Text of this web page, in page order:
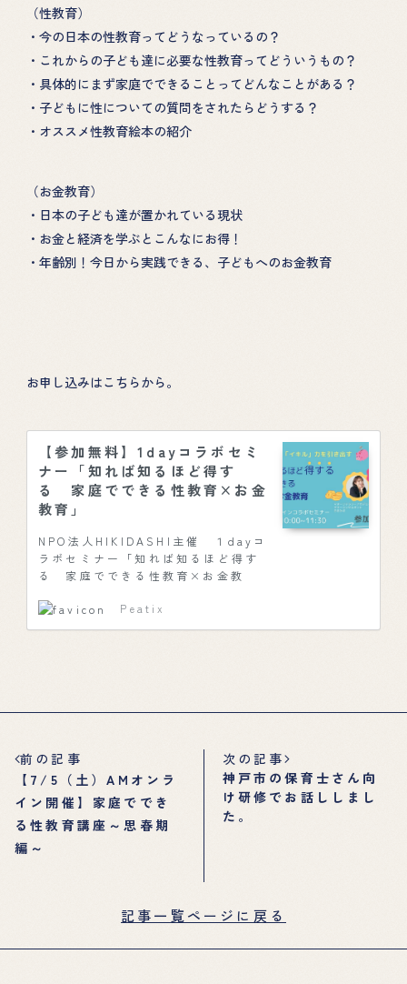
HOME
ABOUT
TOPICS
GOODS
EHON
PROJECT
性教育の講演
性教育カフェ
（性教育）
・今の日本の性教育ってどうなっているの？
・これからの子ども達に必要な性教育ってどういうもの？
・具体的にまず家庭でできることってどんなことがある？
・子どもに性についての質問をされたらどうする？
・オススメ性教育絵本の紹介
（お金教育）
・日本の子ども達が置かれている現状
・お金と経済を学ぶとこんなにお得！
・年齢別！今日から実践できる、子どもへのお金教育
お申し込みはこちらから。
【参加無料】1dayコラボセミ
ナー「知れば知るほど得す
る 家庭でできる性教育×お金
教育」
NPO法人HIKIDASHI主催 １dayコ
ラボセミナー「知れば知るほど得す
る 家庭でできる性教育×お金教
10:00… powered by Peatix :
More than a ticket.
Peatix
前の記事
【7/5（土）AMオンラ
イン開催】家庭ででき
る性教育講座～思春期
編～
次の記事
神戸市の保育士さん向
け研修でお話ししまし
た。
記事一覧ページに戻る